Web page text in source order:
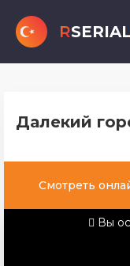
R
Далекий
Смотреть
Вы